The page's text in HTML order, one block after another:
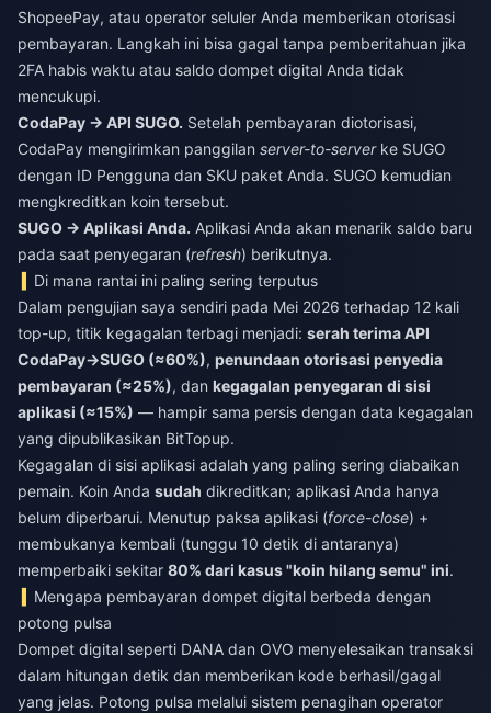
ShopeePay, atau operator seluler Anda memberikan otorisasi
pembayaran. Langkah ini bisa gagal tanpa pemberitahuan jika
2FA habis waktu atau saldo dompet digital Anda tidak
mencukupi.
CodaPay → API SUGO. Setelah pembayaran diotorisasi,
CodaPay mengirimkan panggilan server-to-serverke SUGO
dengan ID Pengguna dan SKU paket Anda. SUGO kemudian
mengkreditkan koin tersebut.
SUGO → Aplikasi Anda. Aplikasi Anda akan menarik saldo baru
pada saat penyegaran (refresh) berikutnya.
Di mana rantai ini paling sering terputus
Dalam pengujian saya sendiri pada Mei 2026 terhadap 12 kali
top-up, titik kegagalan terbagi menjadi: serah terima API
CodaPay→SUGO (≈60%), penundaan otorisasi penyedia
pembayaran (≈25%), dan kegagalan penyegaran di sisi
aplikasi (≈15%) — hampir sama persis dengan data kegagalan
yang dipublikasikan BitTopup.
Kegagalan di sisi aplikasi adalah yang paling sering diabaikan
pemain. Koin Anda sudah dikreditkan; aplikasi Anda hanya
belum diperbarui. Menutup paksa aplikasi (force-close) +
membukanya kembali (tunggu 10 detik di antaranya)
memperbaiki sekitar 80% dari kasus "koin hilang semu" ini.
Mengapa pembayaran dompet digital berbeda dengan
potong pulsa
Dompet digital seperti DANA dan OVO menyelesaikan transaksi
dalam hitungan detik dan memberikan kode berhasil/gagal
yang jelas. Potong pulsa melalui sistem penagihan operator